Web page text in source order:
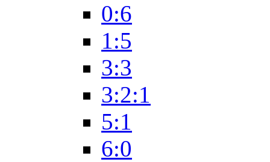
0:6
1:5
3:3
3:2:1
5:1
6:0